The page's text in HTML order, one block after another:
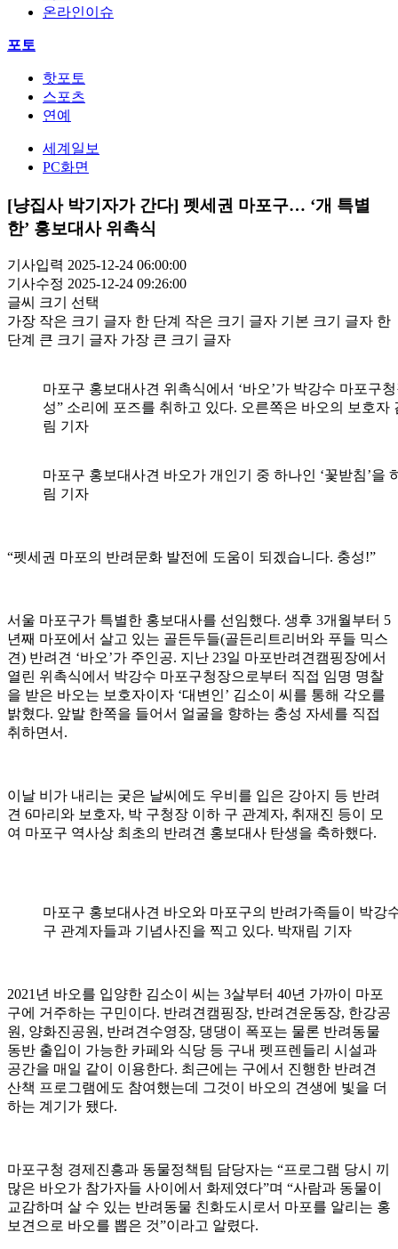
온라인이슈
포토
핫포토
스포츠
연예
세계일보
PC화면
[냥집사 박기자가 간다] 펫세권 마포구… ‘개 특별
한’ 홍보대사 위촉식
기사입력 2025-12-24 06:00:00
기사수정 2025-12-24 09:26:00
글씨 크기 선택
가장 작은 크기 글자 한 단계 작은 크기 글자 기본 크기 글자 한
단계 큰 크기 글자 가장 큰 크기 글자
마포구 홍보대사견 위촉식에서 ‘바오’가 박강수 마포구
성” 소리에 포즈를 취하고 있다. 오른쪽은 바오의 보호자
림 기자
마포구 홍보대사견 바오가 개인기 중 하나인 ‘꽃받침’을
림 기자
“펫세권 마포의 반려문화 발전에 도움이 되겠습니다. 충성!”
서울 마포구가 특별한 홍보대사를 선임했다. 생후 3개월부터 5
년째 마포에서 살고 있는 골든두들(골든리트리버와 푸들 믹스
견) 반려견 ‘바오’가 주인공. 지난 23일 마포반려견캠핑장에서
열린 위촉식에서 박강수 마포구청장으로부터 직접 임명 명찰
을 받은 바오는 보호자이자 ‘대변인’ 김소이 씨를 통해 각오를
밝혔다. 앞발 한쪽을 들어서 얼굴을 향하는 충성 자세를 직접
취하면서.
이날 비가 내리는 궂은 날씨에도 우비를 입은 강아지 등 반려
견 6마리와 보호자, 박 구청장 이하 구 관계자, 취재진 등이 모
여 마포구 역사상 최초의 반려견 홍보대사 탄생을 축하했다.
마포구 홍보대사견 바오와 마포구의 반려가족들이 박강
구 관계자들과 기념사진을 찍고 있다. 박재림 기자
2021년 바오를 입양한 김소이 씨는 3살부터 40년 가까이 마포
구에 거주하는 구민이다. 반려견캠핑장, 반려견운동장, 한강공
원, 양화진공원, 반려견수영장, 댕댕이 폭포는 물론 반려동물
동반 출입이 가능한 카페와 식당 등 구내 펫프렌들리 시설과
공간을 매일 같이 이용한다. 최근에는 구에서 진행한 반려견
산책 프로그램에도 참여했는데 그것이 바오의 견생에 빛을 더
하는 계기가 됐다.
마포구청 경제진흥과 동물정책팀 담당자는 “프로그램 당시 끼
많은 바오가 참가자들 사이에서 화제였다”며 “사람과 동물이
교감하며 살 수 있는 반려동물 친화도시로서 마포를 알리는 홍
보견으로 바오를 뽑은 것”이라고 알렸다.